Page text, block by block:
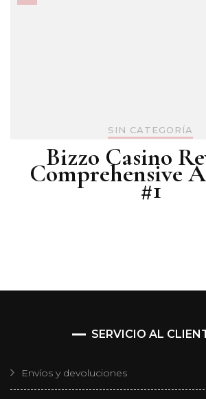
SIN CATEGORÍA
Bizzo Casino
Comprehensive
#1
SERVICIO AL
Envíos y devoluciones